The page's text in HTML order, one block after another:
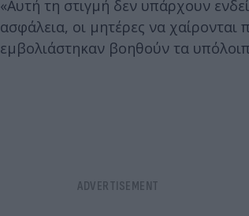
«Αυτή τη στιγμή δεν υπάρχουν
ασφάλεια, οι μητέρες να
εμβολιάστηκαν βοηθούν τα